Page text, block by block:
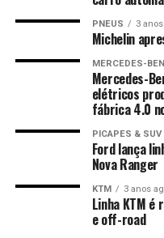
PNEUS 3
Michelin
MERCEDES-
Mercedes-
elétricos
fábrica 4.0
PICAPES & SUV
Ford lança
Nova Ranger
KTM 3 anos
Linha KTM
e off-road